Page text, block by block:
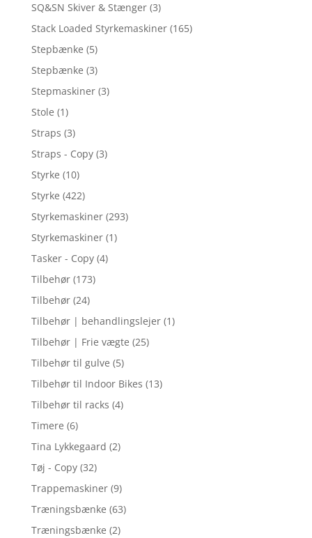
SQ&SN Skiver & Stænger (3)
Stack Loaded Styrkemaskiner (165)
Stepbænke (5)
Stepbænke (3)
Stepmaskiner (3)
Stole (1)
Straps (3)
Straps - Copy (3)
Styrke (10)
Styrke (422)
Styrkemaskiner (293)
Styrkemaskiner (1)
Tasker - Copy (4)
Tilbehør (173)
Tilbehør (24)
Tilbehør | behandlingslejer (1)
Tilbehør | Frie vægte (25)
Tilbehør til gulve (5)
Tilbehør til Indoor Bikes (13)
Tilbehør til racks (4)
Timere (6)
Tina Lykkegaard (2)
Tøj - Copy (32)
Trappemaskiner (9)
Træningsbænke (63)
Træningsbænke (2)